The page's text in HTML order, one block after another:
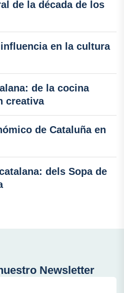
de la década de los
en la cultura
de la cocina
creativa
de Cataluña en
dels Sopa de
Newsletter